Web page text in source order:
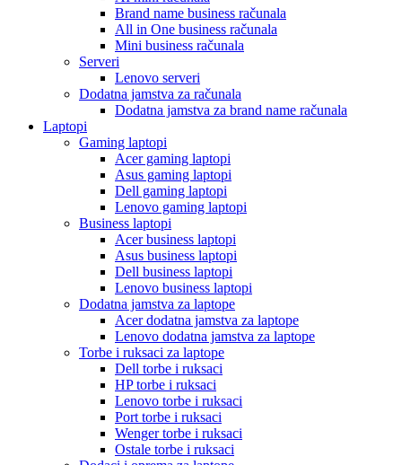
Brand name business računala
All in One business računala
Mini business računala
Serveri
Lenovo serveri
Dodatna jamstva za računala
Dodatna jamstva za brand name računala
Laptopi
Gaming laptopi
Acer gaming laptopi
Asus gaming laptopi
Dell gaming laptopi
Lenovo gaming laptopi
Business laptopi
Acer business laptopi
Asus business laptopi
Dell business laptopi
Lenovo business laptopi
Dodatna jamstva za laptope
Acer dodatna jamstva za laptope
Lenovo dodatna jamstva za laptope
Torbe i ruksaci za laptope
Dell torbe i ruksaci
HP torbe i ruksaci
Lenovo torbe i ruksaci
Port torbe i ruksaci
Wenger torbe i ruksaci
Ostale torbe i ruksaci